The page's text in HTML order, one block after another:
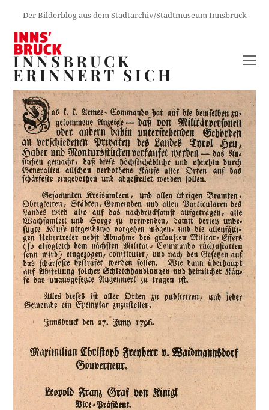
Der Bilderblog aus dem Stadtarchiv/Stadtmuseum Innsbruck
INNSBRUCK
ERINNERT SICH